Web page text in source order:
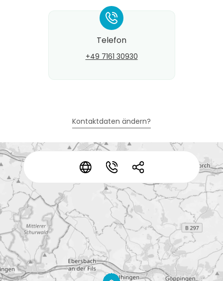
* * *
*
Telefon
+49 7161 30930
Kontaktdaten ändern?